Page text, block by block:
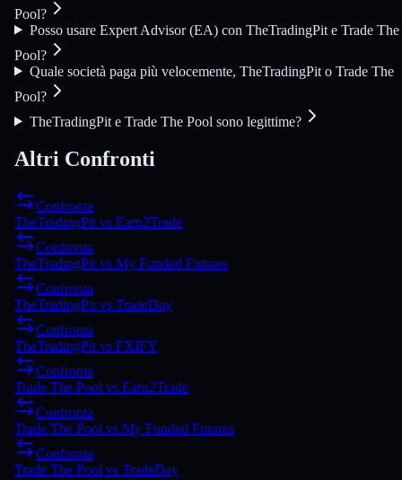
Pool?
Posso usare Expert Advisor (EA) con TheTradingPit e Trade The
Pool?
Quale società paga più velocemente, TheTradingPit o Trade The
Pool?
TheTradingPit e Trade The Pool sono legittime?
Altri Confronti
Confronta
TheTradingPit vs Earn2Trade
Confronta
TheTradingPit vs My Funded Futures
Confronta
TheTradingPit vs TradeDay
Confronta
TheTradingPit vs FXIFY
Confronta
Trade The Pool vs Earn2Trade
Confronta
Trade The Pool vs My Funded Futures
Confronta
Trade The Pool vs TradeDay